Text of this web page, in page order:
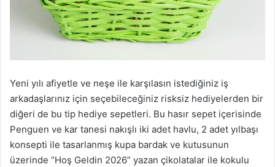
Yeni yılı afiyetle ve neşe ile karşılasın istediğiniz iş
arkadaşlarınız için seçebileceğiniz risksiz hediyelerden bir
diğeri de bu tip hediye sepetleri. Bu hasır sepet içerisinde
Penguen ve kar tanesi nakışlı iki adet havlu, 2 adet yılbaşı
konsepti ile tasarlanmış kupa bardak ve kutusunun
üzerinde “Hoş Geldin 2026” yazan çikolatalar ile kokulu